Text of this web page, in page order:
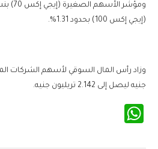
(إيجي إكس 100) بحدود 1.31%.
جنيه ليصل إلى 2.142 تريليون جنيه.